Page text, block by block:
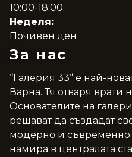
10:00-18:00
Неделя:
Почивен ден
За нас
“Галерия 33“ е най-
Варна. Тя отваря врати
Основателите на
решават да създадат
модерно и съвременно
намира в централата